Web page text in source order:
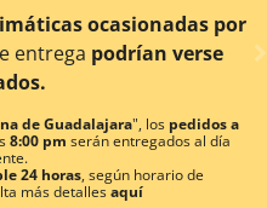
ocasionadas por
entrega podrían verse
de Guadalajara", los pedidos a
8:00 pm serán entregados al día
24 horas, según horario de
más detallesaquí